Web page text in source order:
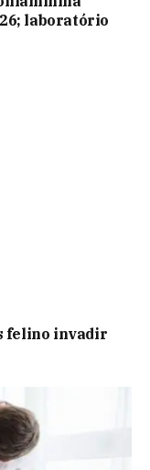
laboratório
felino invadir